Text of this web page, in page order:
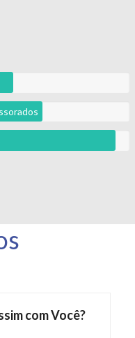
com Você?